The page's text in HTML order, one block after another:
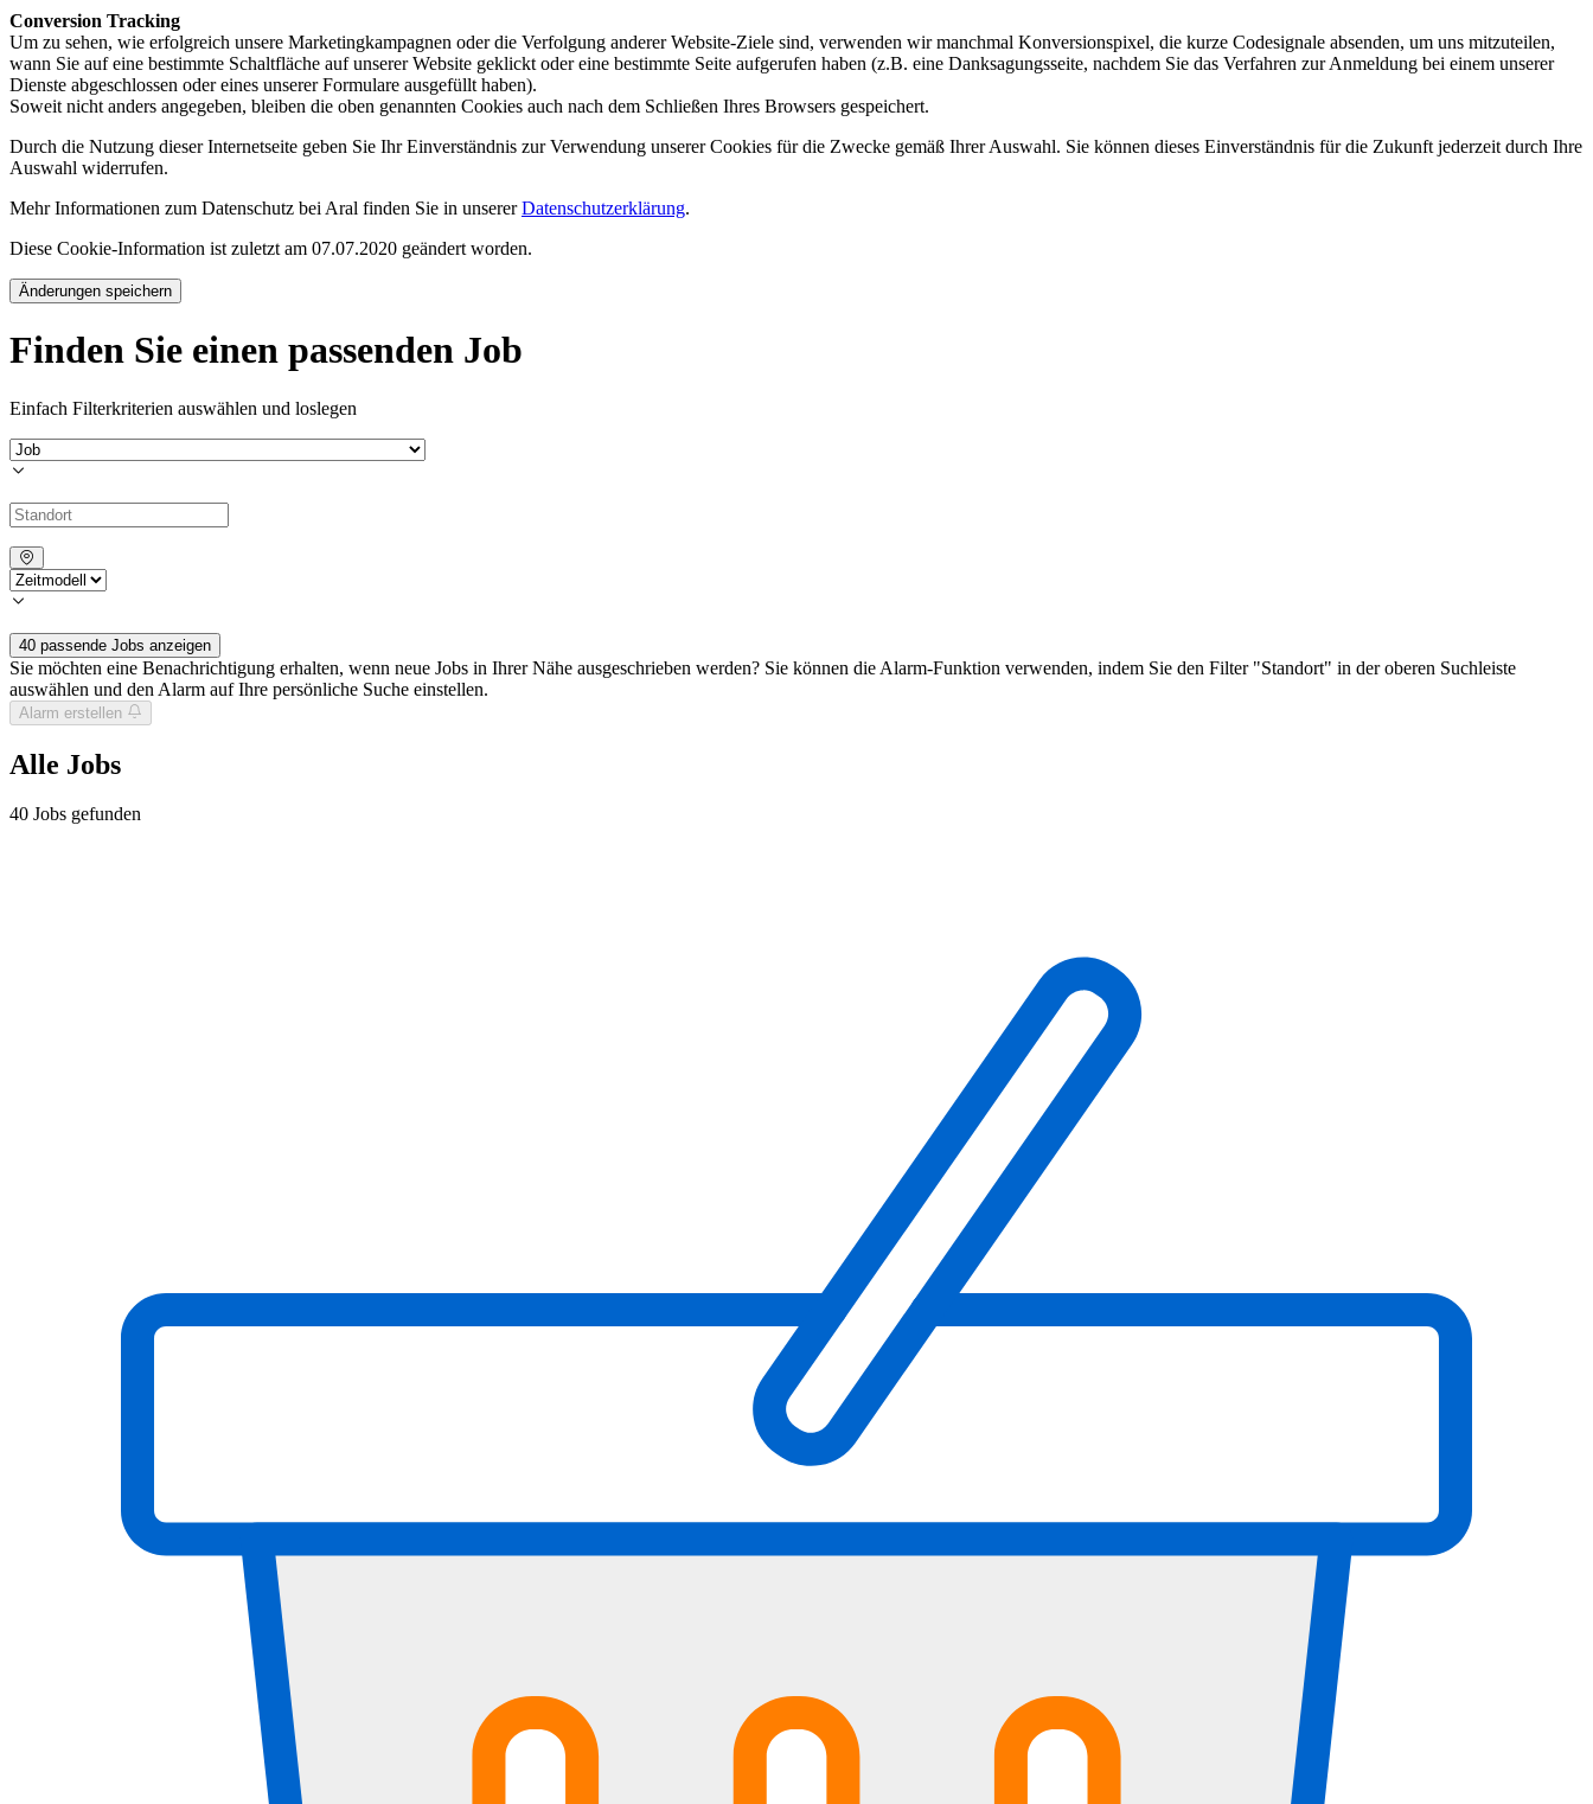
Conversion Tracking
Um zu sehen, wie erfolgreich unsere Marketingkampagnen oder die Verfolgung anderer Website-Ziele sind, verwenden wir manchmal Konversionspixel, die kurze Codesignale absenden, um uns mitzuteilen,
wann Sie auf eine bestimmte Schaltfläche auf unserer Website geklickt oder eine bestimmte Seite aufgerufen haben (z.B. eine Danksagungsseite, nachdem Sie das Verfahren zur Anmeldung bei einem unserer
Dienste abgeschlossen oder eines unserer Formulare ausgefüllt haben).
Soweit nicht anders angegeben, bleiben die oben genannten Cookies auch nach dem Schließen Ihres Browsers gespeichert.
Durch die Nutzung dieser Internetseite geben Sie Ihr Einverständnis zur Verwendung unserer Cookies für die Zwecke gemäß Ihrer Auswahl. Sie können dieses Einverständnis für die Zukunft jederzeit durch Ihre
Auswahl widerrufen.
Mehr Informationen zum Datenschutz bei Aral finden Sie in unsererDatenschutzerklärung.
Diese Cookie-Information ist zuletzt am 07.07.2020 geändert worden.
Änderungen speichern
Finden Sie einen passenden Job
Einfach Filterkriterien auswählen und loslegen
40 passende Jobs anzeigen
Sie möchten eine Benachrichtigung erhalten, wenn neue Jobs in Ihrer Nähe ausgeschrieben werden? Sie können die Alarm-Funktion verwenden, indem Sie den Filter "Standort" in der oberen Suchleiste
auswählen und den Alarm auf Ihre persönliche Suche einstellen.
Alarm erstellen
Alle Jobs
40 Jobs gefunden